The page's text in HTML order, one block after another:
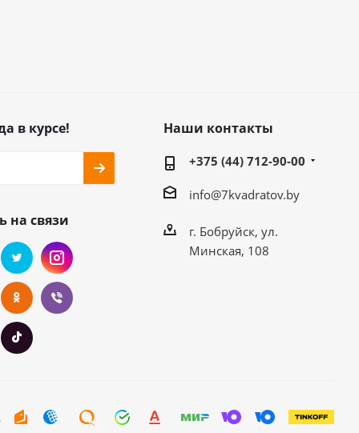
в курсе!
на связи
Наши контакты
+375 (44) 712-90-00
info@7kvadratov.by
г. Бобруйск, ул.
Минская, 108